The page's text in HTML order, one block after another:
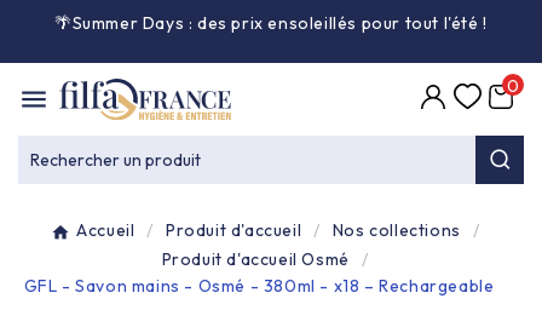
🌴Summer Days : des prix ensoleillés pour tout l'été!

Entretien général
Équipement & matériel 
Collecte des déchets 
Rechercher un produit
0
Accueil Produit d'accueil
Nos collections
Produit d'accueil Osmé
GFL - Savon mains - Osmé - 380ml - x18 – Rechargeable